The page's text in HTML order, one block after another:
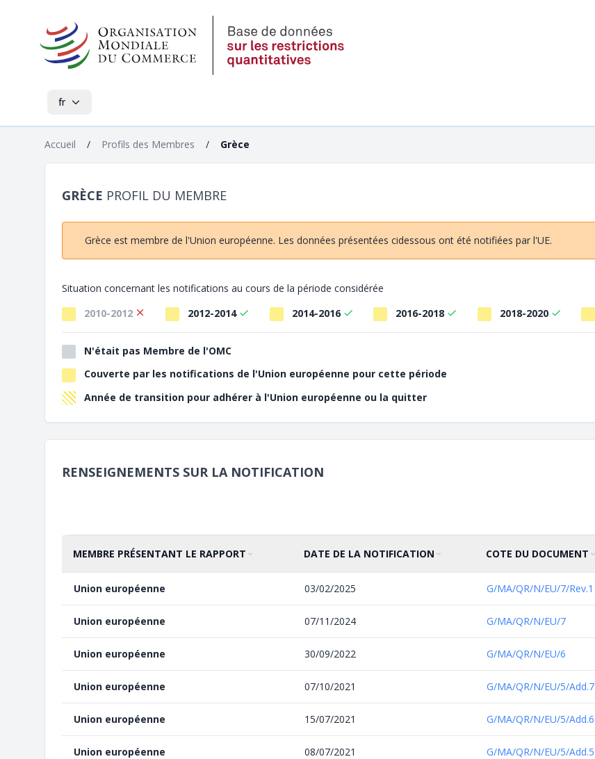
fr
Accueil / Profils des Membres / Grèce
GRÈCE PROFIL DU MEMBRE
Grèce est membre de l'Union européenne. Les données présentées cidessous ont été notifiées par l'UE.
Situation concernant les notifications au cours de la période considérée
2010-2012
2012-2014 2014-2016 2016-2018 2018-2020
N'était pas Membre de l'OMC
Couverte par les notifications de l'Union européenne pour cette période
Année de transition pour adhérer à l'Union européenne ou la quitter
RENSEIGNEMENTS SUR LA NOTIFICATION
TRIER PAR
MEMBRE PRÉSENTANT LE RAPPORT
CROISSANT TRIER PAR
DATE DE LA NOTIFICATION
CROISSANT TRIER PAR
COTE DU DOCUMENT
CROISSANT
Union européenne 03/02/2025 G/MA/QR/N/EU/7/Rev.1
Union européenne 07/11/2024 G/MA/QR/N/EU/7
Union européenne 30/09/2022 G/MA/QR/N/EU/6
Union européenne 07/10/2021 G/MA/QR/N/EU/5/Add.7
Union européenne 15/07/2021 G/MA/QR/N/EU/5/Add.6
Union européenne 08/07/2021 G/MA/QR/N/EU/5/Add.5